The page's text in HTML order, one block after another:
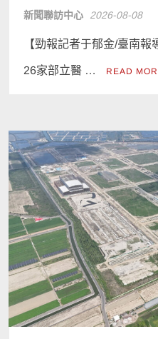
新聞聯訪中心 2026-08-08
【勁報記者于郁金/臺南
26家部立醫 … READ